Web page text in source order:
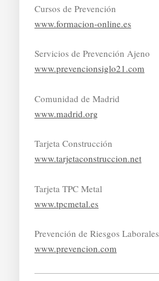
Cursos de Prevención
www.formacion-online.es
Servicios de Prevención Ajeno
www.prevencionsiglo21.com
Comunidad de Madrid
www.madrid.org
Tarjeta Construcción
www.tarjetaconstruccion.net
Tarjeta TPC Metal
www.tpcmetal.es
Prevención de Riesgos Laborales
www.prevencion.com